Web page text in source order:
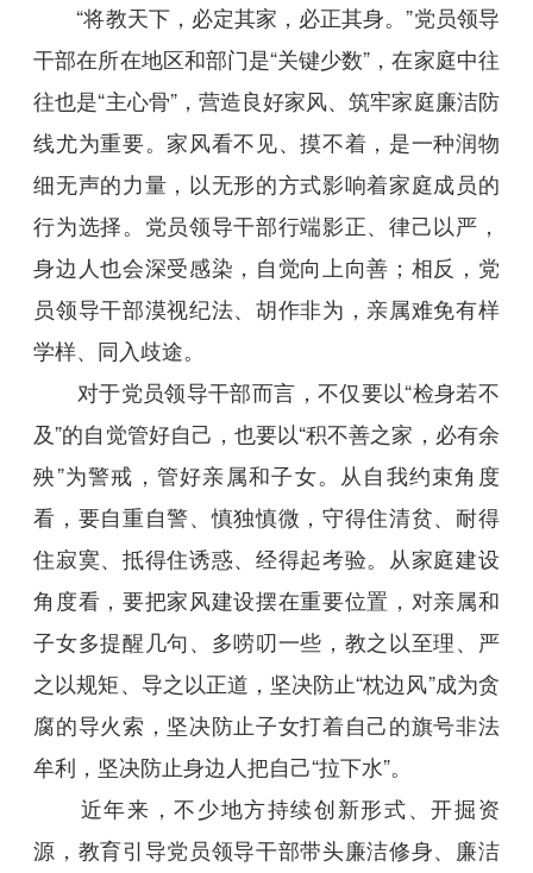
“将教天下，必定其家，必正其身。”党员领导
干部在所在地区和部门是“关键少数”，在家庭中往
往也是“主心骨”，营造良好家风、筑牢家庭廉洁防
线尤为重要。家风看不见、摸不着，是一种润物
细无声的力量，以无形的方式影响着家庭成员的
行为选择。党员领导干部行端影正、律己以严，
身边人也会深受感染，自觉向上向善；相反，党
员领导干部漠视纪法、胡作非为，亲属难免有样
学样、同入歧途。
对于党员领导干部而言，不仅要以“检身若不
及”的自觉管好自己，也要以“积不善之家，必有余
殃”为警戒，管好亲属和子女。从自我约束角度
看，要自重自警、慎独慎微，守得住清贫、耐得
住寂寞、抵得住诱惑、经得起考验。从家庭建设
角度看，要把家风建设摆在重要位置，对亲属和
子女多提醒几句、多唠叨一些，教之以至理、严
之以规矩、导之以正道，坚决防止“枕边风”成为贪
腐的导火索，坚决防止子女打着自己的旗号非法
牟利，坚决防止身边人把自己“拉下水”。
近年来，不少地方持续创新形式、开掘资
源，教育引导党员领导干部带头廉洁修身、廉洁